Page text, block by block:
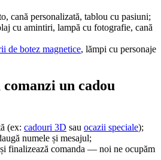
cană personalizată, tablou cu pasiuni;
cu amintiri, lampă cu fotografie, cană
de botez magnetice, lămpi cu personaje
un cadou
(ex: cadouri 3D sau ocazii speciale);
numele și mesajul;
finalizează comanda — noi ne ocupăm